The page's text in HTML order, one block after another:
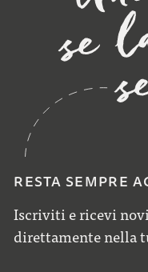
RESTA SEMPRE
Iscriviti e ricevi
direttamente nella